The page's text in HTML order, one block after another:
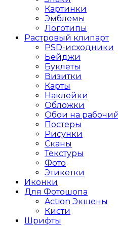
Картинки
Эмблемы
Логотипы
Растровый клипарт
PSD-исходники
Бейджи
Буклеты
Визитки
Карты
Наклейки
Обложки
Обои на рабочий
Постеры
Рисунки
Сканы
Текстуры
Фото
Этикетки
Иконки
Для Фотошопа
Action Экшены
Кисти
Шрифты